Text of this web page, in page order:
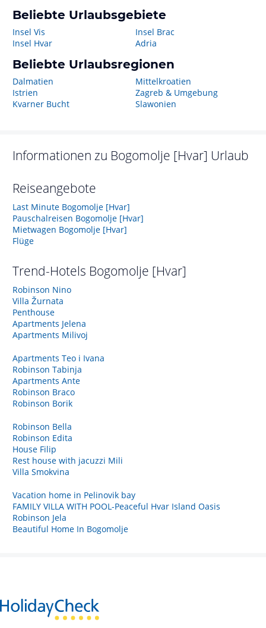
Beliebte Urlaubsgebiete
Insel Vis
Insel Hvar
Insel Brac
Adria
Beliebte Urlaubsregionen
Dalmatien
Istrien
Kvarner Bucht
Mittelkroatien
Zagreb & Umgebung
Slawonien
Informationen zu Bogomolje [Hvar] Urlaub
Reiseangebote
Last Minute Bogomolje [Hvar]
Pauschalreisen Bogomolje [Hvar]
Mietwagen Bogomolje [Hvar]
Flüge
Trend-Hotels Bogomolje [Hvar]
Robinson Nino
Villa Žurnata
Penthouse
Apartments Jelena
Apartments Milivoj
Apartments Teo i Ivana
Robinson Tabinja
Apartments Ante
Robinson Braco
Robinson Borik
Robinson Bella
Robinson Edita
House Filip
Rest house with jacuzzi Mili
Villa Smokvina
Vacation home in Pelinovik bay
FAMILY VILLA WITH POOL-Peaceful Hvar Island Oasis
Robinson Jela
Beautiful Home In Bogomolje